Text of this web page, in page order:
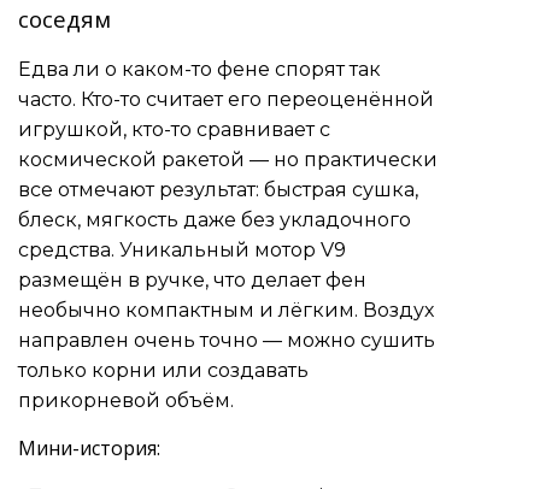
соседям
Едва ли о каком-то фене спорят так
часто. Кто-то считает его переоценённой
игрушкой, кто-то сравнивает с
космической ракетой — но практически
все отмечают результат: быстрая сушка,
блеск, мягкость даже без укладочного
средства. Уникальный мотор V9
размещён в ручке, что делает фен
необычно компактным и лёгким. Воздух
направлен очень точно — можно сушить
только корни или создавать
прикорневой объём.
Мини-история: